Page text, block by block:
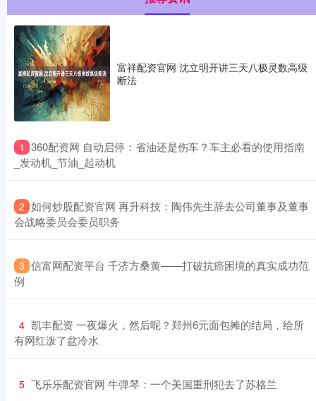
富祥配资官网 沈立明开讲三天八极灵数高级
断法
1 ​360配资网 自动启停：省油还是伤车？车主必看的使用指南
_发动机_节油_起动机
2 ​如何炒股配资官网 再升科技：陶伟先生辞去公司董事及董事
会战略委员会委员职务
3 ​信富网配资平台 千济方桑黄——打破抗癌困境的真实成功范
例
4 ​凯丰配资 一夜爆火，然后呢？郑州6元面包摊的结局，给所
有网红泼了盆冷水
5 ​飞乐乐配资官网 牛弹琴：一个美国重刑犯去了苏格兰